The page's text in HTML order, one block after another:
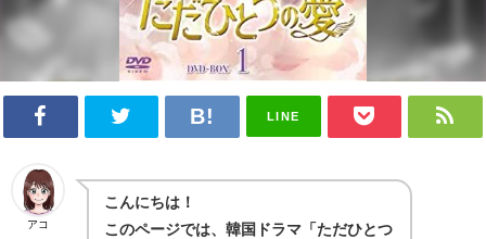
LINE
アコ
こんにちは！
このページでは、韓国ドラマ「ただひとつ